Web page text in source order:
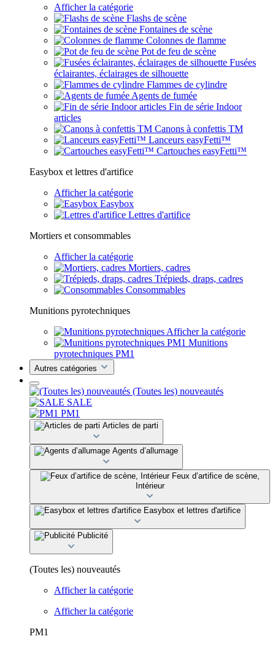
Afficher la catégorie
Flashs de scène
Fontaines de scène
Colonnes de flamme
Pot de feu de scène
Fusées
éclairantes, éclairages de silhouette
Flammes de cylindre
Agents de fumée
Fin de série Indoor
articles
Canons à confettis TM
Lanceurs easyFetti™
Cartouches easyFetti™
Easybox et lettres d'artifice
Afficher la catégorie
Easybox
Lettres d'artifice
Mortiers et consommables
Afficher la catégorie
Mortiers, cadres
Trépieds, draps, cadres
Consommables
Munitions pyrotechniques
Afficher la catégorie
Munitions
pyrotechniques PM1
Autres catégories
(Toutes les) nouveautés
SALE
PM1
Articles de parti
Agents d’allumage
Feux d’artifice de scène,
Intérieur
Easybox et lettres d'artifice
Publicité
(Toutes les) nouveautés
Afficher la catégorie
Afficher la catégorie
PM1